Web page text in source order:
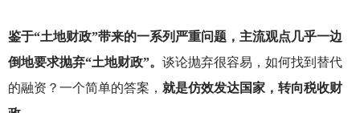
鉴于“土地财政”带来的一系列严重问题，主流观点几乎一边
倒地要求抛弃“土地财政”。 谈论抛弃很容易，如何找到替代
的融资？一个简单的答案， 就是仿效发达国家，转向税收财